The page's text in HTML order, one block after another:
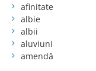
afinitate
albie
albii
aluviuni
amendă